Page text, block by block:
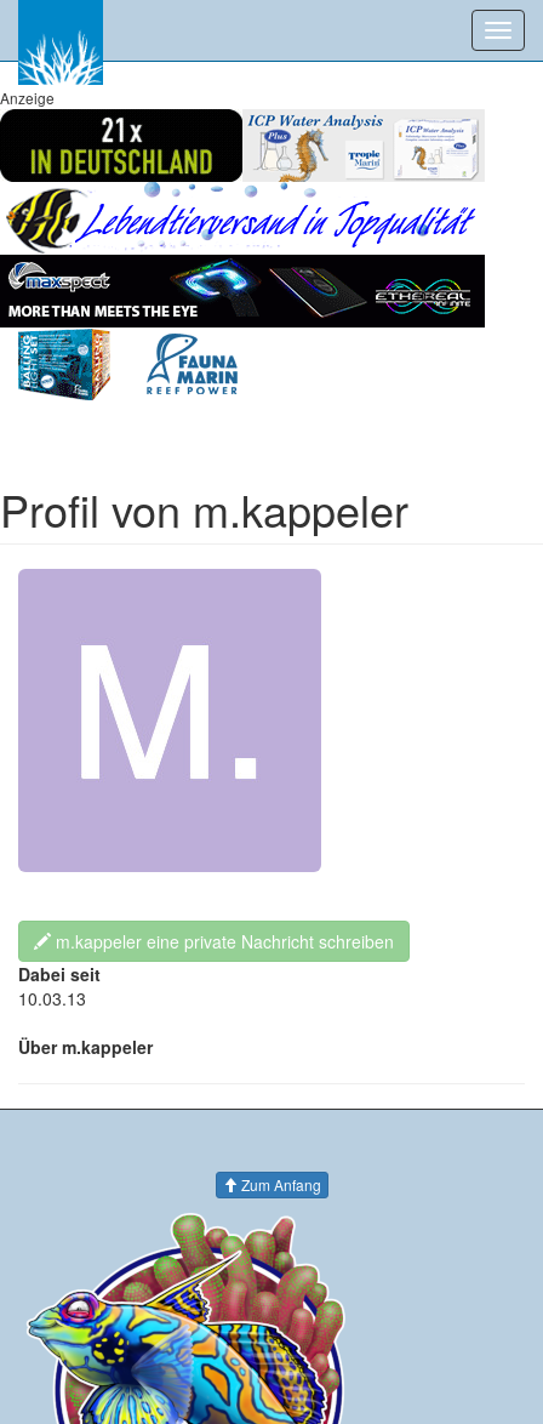
Anzeige
Profil von m.kappeler
m.kappeler eine private Nachricht schreiben
Dabei seit
10.03.13
Über m.kappeler
Zum Anfang